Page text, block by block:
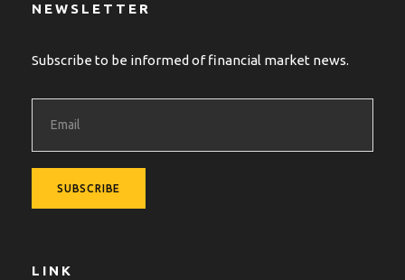
NEWSLETTER
Subscribe to be informed of financial market news.
LINK